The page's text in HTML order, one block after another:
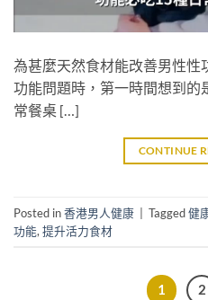
為甚麼天然食材能改善男性性
功能問題時，第一時間想到的
常餐桌 […]
CONTINUE
Posted in香港男人健康 Tagged健
功能, 提升活力食材
1 2